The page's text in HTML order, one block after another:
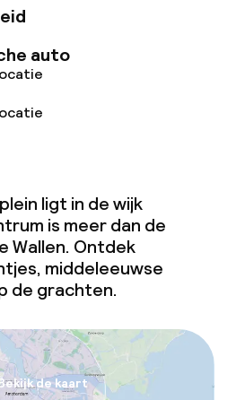
auto
ligt in de wijk
is meer dan de
Wallen. Ontdek
middeleeuwse
de grachten.
de kaart